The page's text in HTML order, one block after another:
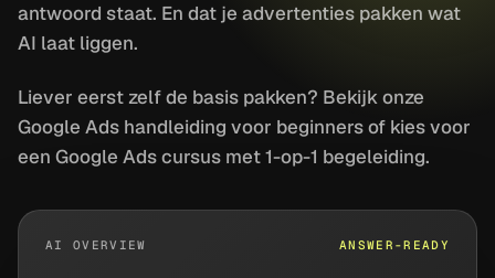
antwoord staat. En dat je advertenties pakken wat
AI laat liggen.
Liever eerst zelf de basis pakken? Bekijk onze
Google Ads handleiding voor beginnersof kies voor
een Google Ads cursus met 1-op-1 begeleiding.
AI OVERVIEW ANSWER-READY